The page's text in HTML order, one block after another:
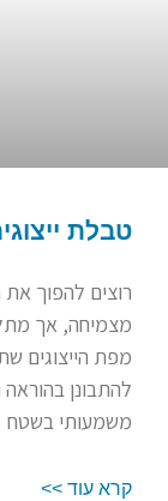
טבלת ייצוגים
רוצים להפוך את
מצמיחה, אך
מפת הייצוגים
להתבונן בהוראה
משמעותי בשטח
קרא עוד >>